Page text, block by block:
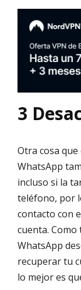
3
Otra cosa
WhatsApp
incluso si la
teléfono, por
contacto con
cuenta.
WhatsApp
recuperar tu
lo mejor es